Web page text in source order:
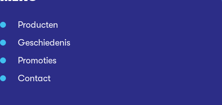
Producten
Geschiedenis
Promoties
Contact